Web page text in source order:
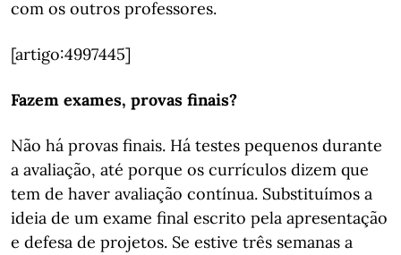
com os outros professores.
[artigo:4997445]
Fazem exames, provas finais?
Não há provas finais. Há testes pequenos durante
a avaliação, até porque os currículos dizem que
tem de haver avaliação contínua. Substituímos a
ideia de um exame final escrito pela apresentação
e defesa de projetos. Se estive três semanas a